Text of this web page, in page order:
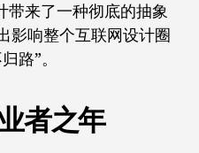
来了一种彻底的抽象
影响整个互联网设计圈
路”。
者之年